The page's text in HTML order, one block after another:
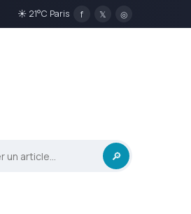
☀ 21°C Paris f 𝕏 ◎
🔎